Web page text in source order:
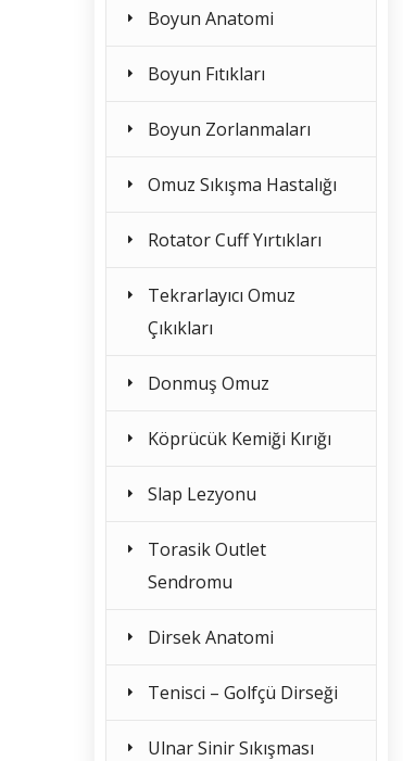
Boyun Anatomi
Boyun Fıtıkları
Boyun Zorlanmaları
Omuz Sıkışma Hastalığı
Rotator Cuff Yırtıkları
Tekrarlayıcı Omuz
Çıkıkları
Donmuş Omuz
Köprücük Kemiği Kırığı
Slap Lezyonu
Torasik Outlet
Sendromu
Dirsek Anatomi
Tenisci – Golfçü Dirseği
Ulnar Sinir Sıkışması